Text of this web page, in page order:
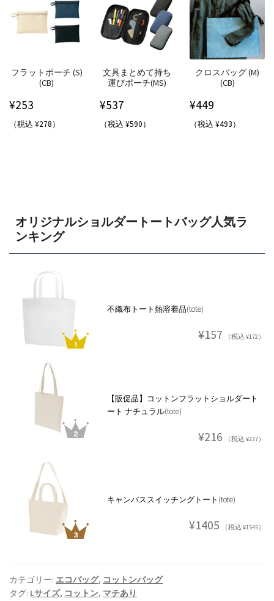
フラットポーチ (S)
(CB)
¥253
（税込 ¥278）
文具まとめて持ち
運びポーチ(MS)
¥537
（税込 ¥590）
クロスバッグ (M)
(CB)
¥449
（税込 ¥493）
オリジナルショルダートートバッグ人気ラ
ンキング
不織布トート熱溶着品(tote)
¥157 （税込 ¥172）
【販促品】コットンフラットショルダート
ート ナチュラル(tote)
¥216 （税込 ¥237）
キャンバススイッチングトート(tote)
¥1405 （税込 ¥1545）
カテゴリー: エコバッグ, コットンバッグ
タグ: Lサイズ, コットン, マチあり